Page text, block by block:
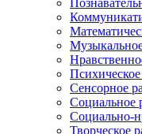
Психическое
Сенсорное
Социальное
Социально-
Творческое